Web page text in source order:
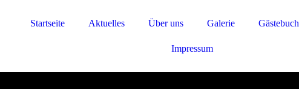
Startseite Aktuelles Über uns Galerie Gästebuch
Impressum